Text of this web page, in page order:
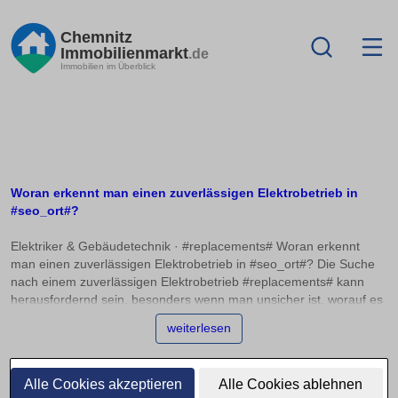
Alle Cookies akzeptieren Alle Cookies ablehnen
Chemnitz
Immobilienmarkt.de
Immobilien im Überblick
Woran erkennt man einen zuverlässigen Elektrobetrieb in
#seo_ort#?
Elektriker & Gebäudetechnik · #replacements# Woran erkennt
man einen zuverlässigen Elektrobetrieb in #seo_ort#? Die Suche
nach einem zuverlässigen Elektrobetrieb #replacements# kann
herausfordernd sein, besonders wenn man unsicher ist, worauf es
wirklich ankommt. Eine Eintragung ins Handwerksregister und die
Mitgliedschaft in einer Innung sind wichtige Indizien für die
Kompetenz vor der Beauftragung einschätzen? In diesem Artikel
bieten wir Ihnen Orientierung, damit Sie die richtige Wahl bei der
weiterlesen